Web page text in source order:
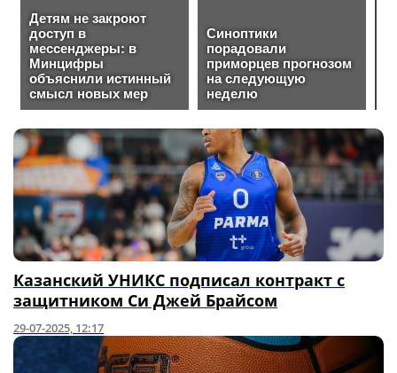
Казанский УНИКС подписал контракт с
защитником Си Джей Брайсом
29-07-2025, 12:17